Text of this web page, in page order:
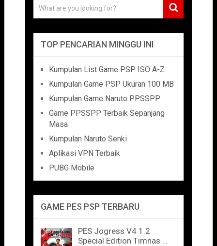
TOP PENCARIAN MINGGU INI
Kumpulan List Game PSP ISO A-Z
Kumpulan Game PSP Ukuran 100 MB
Kumpulan Game Naruto PPSSPP
Game PPSSPP Terbaik Sepanjang
Masa
Kumpulan Naruto Senki
Aplikasi VPN Terbaik
PUBG Mobile
GAME PES PSP TERBARU
PES Jogress V4 1.2
Special Edition Timnas …